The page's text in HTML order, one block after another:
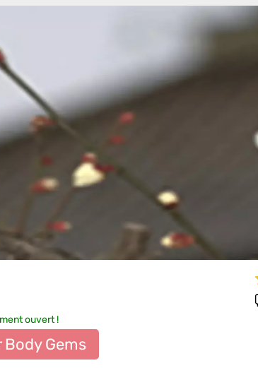
ouvert !
Body Gems